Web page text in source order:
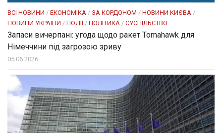
ВСІ НОВИНИ / ЕКОНОМІКА / ЗА КОРДОНОМ / НОВИНИ КИЄВА /
НОВИНИ УКРАЇНИ / ПОДІЇ / ПОЛІТИКА / СУСПІЛЬСТВО
Запаси вичерпані: угода щодо ракет Tomahawk для
Німеччини під загрозою зриву
05.06.2026